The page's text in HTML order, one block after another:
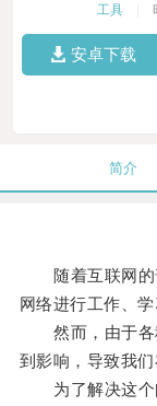
工具
安卓下载
简介
随着互联网的
网络进行工作、学
然而，由于各
到影响，导致我
为了解决这个